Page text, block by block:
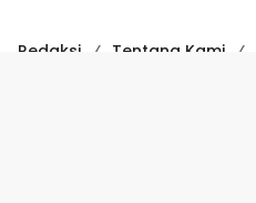
Redaksi Tentang Kami